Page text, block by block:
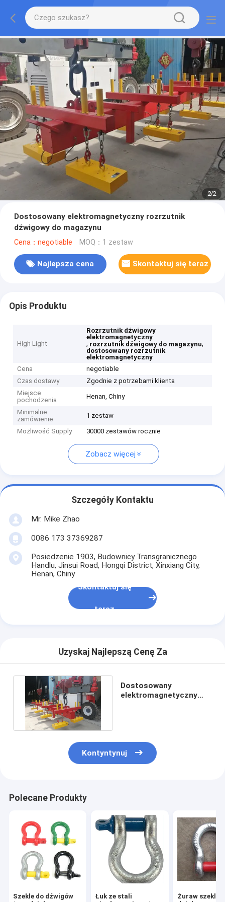
2/2
Dostosowany elektromagnetyczny rozrzutnik
dźwigowy do magazynu
Cena：negotiable MOQ：1 zestaw
Najlepsza cena Skontaktuj się teraz
Opis Produktu
High Light
Rozrzutnik dźwigowy
elektromagnetyczny
, rozrzutnik dźwigowy do magazynu,
dostosowany rozrzutnik
elektromagnetyczny
Cena
negotiable
Czas dostawy
Zgodnie z potrzebami klienta
Miejsce
pochodzenia
Henan, Chiny
Minimalne
zamówienie
1 zestaw
Możliwość Supply 30000 zestawów rocznie
Zobacz więcej
Szczegóły Kontaktu
Mr. Mike Zhao
0086 173 37369287
Posiedzenie 1903, Budownicy Transgranicznego
Handlu, Jinsui Road, Hongqi District, Xinxiang City,
Henan, Chiny
Skontaktuj się
teraz
Uzyskaj Najlepszą Cenę Za
Dostosowany
elektromagnetyczny
Kontyntynuj
Polecane Produkty
Szekle do dźwigów
Łuk ze stali
Żuraw szekla